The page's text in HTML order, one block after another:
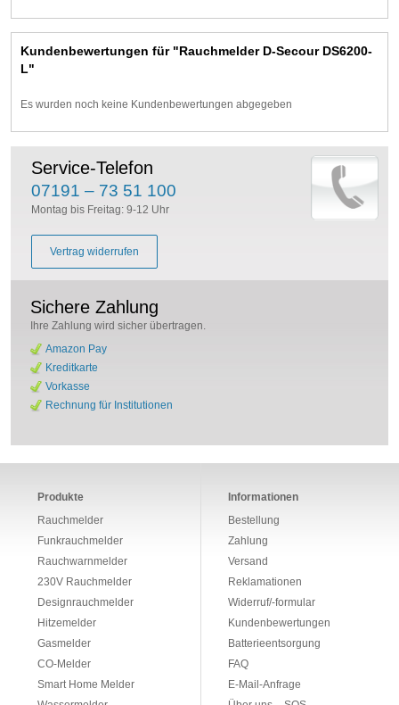
Kundenbewertungen für "Rauchmelder D-Secour DS6200-
L"
Es wurden noch keine Kundenbewertungen abgegeben
Service-Telefon
07191 – 73 51 100
Montag bis Freitag: 9-12 Uhr
Vertrag widerrufen
Sichere Zahlung
Ihre Zahlung wird sicher übertragen.
Amazon Pay
Kreditkarte
Vorkasse
Rechnung für Institutionen
Produkte
Rauchmelder
Funkrauchmelder
Rauchwarnmelder
230V Rauchmelder
Designrauchmelder
Hitzemelder
Gasmelder
CO-Melder
Smart Home Melder
Informationen
Bestellung
Zahlung
Versand
Reklamationen
Widerruf/-formular
Kundenbewertungen
Batterieentsorgung
FAQ
E-Mail-Anfrage